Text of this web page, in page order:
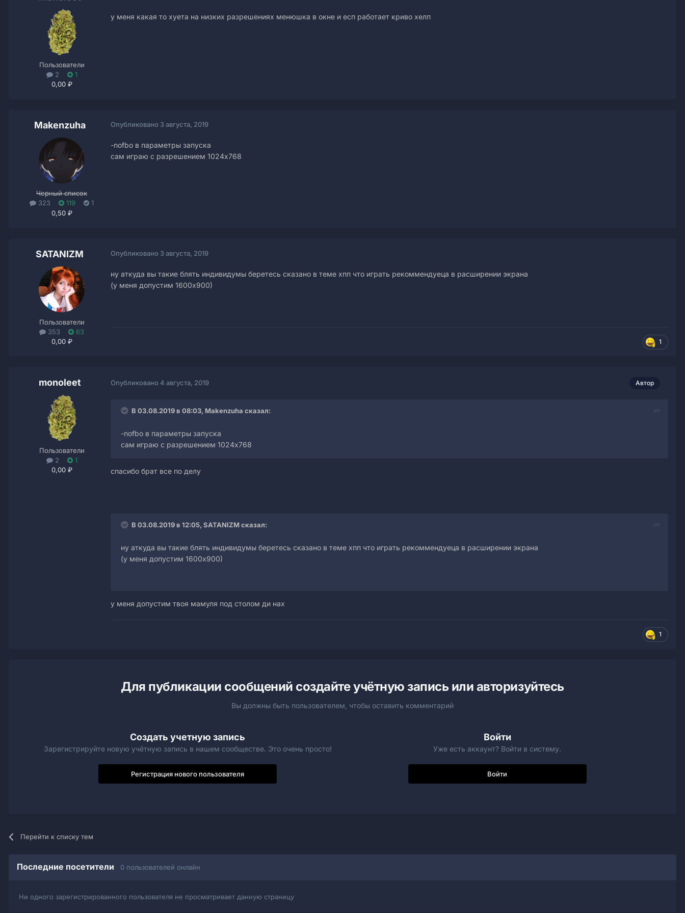
Пользователи
2
1
0,00 ₽
у меня какая то хуета на низких разрешениях менюшка в окне и есп работает криво хелп
Makenzuha
Черный список
323
119
1
0,50 ₽
Опубликовано 3 августа, 2019
-nofbo в параметры запуска
сам играю с разрешением 1024x768
SATANIZM
Пользователи
353
63
0,00 ₽
Опубликовано 3 августа, 2019
ну аткуда вы такие блять индивидумы беретесь сказано в теме хпп что играть рекоммендуеца в расширении экрана
(у меня допустим 1600х900)
1
monoleet
Пользователи
2
1
0,00 ₽
Автор
Опубликовано 4 августа, 2019
В 03.08.2019 в 08:03, Makenzuha сказал:
-nofbo в параметры запуска
сам играю с разрешением 1024x768
спасибо брат все по делу
В 03.08.2019 в 12:05, SATANIZM сказал:
ну аткуда вы такие блять индивидумы беретесь сказано в теме хпп что играть рекоммендуеца в расширении экрана
(у меня допустим 1600х900)
у меня допустим твоя мамуля под столом ди нах
1
Для публикации сообщений создайте учётную запись или авторизуйтесь
Вы должны быть пользователем, чтобы оставить комментарий
Создать учетную запись
Зарегистрируйте новую учётную запись в нашем сообществе. Это очень просто!
Регистрация нового пользователя
Войти
Уже есть аккаунт? Войти в систему.
Войти
Перейти к списку тем
Последние посетители 0 пользователей онлайн
Ни одного зарегистрированного пользователя не просматривает данную страницу